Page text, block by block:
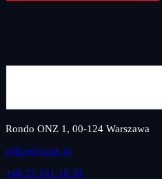
Rondo ONZ 1, 00-124 Warszawa
office@snok.ai
+48 22 161 18 30